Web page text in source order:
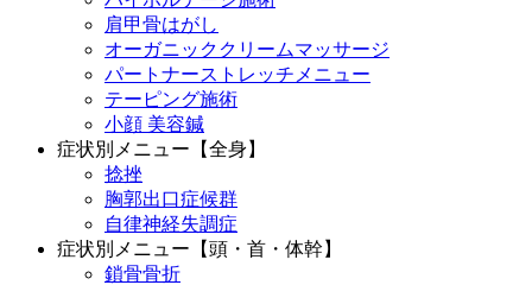
肩甲骨はがし
オーガニッククリームマッサージ
パートナーストレッチメニュー
テーピング施術
小顔 美容鍼
症状別メニュー【全身】
捻挫
胸郭出口症候群
自律神経失調症
症状別メニュー【頭・首・体幹】
鎖骨骨折